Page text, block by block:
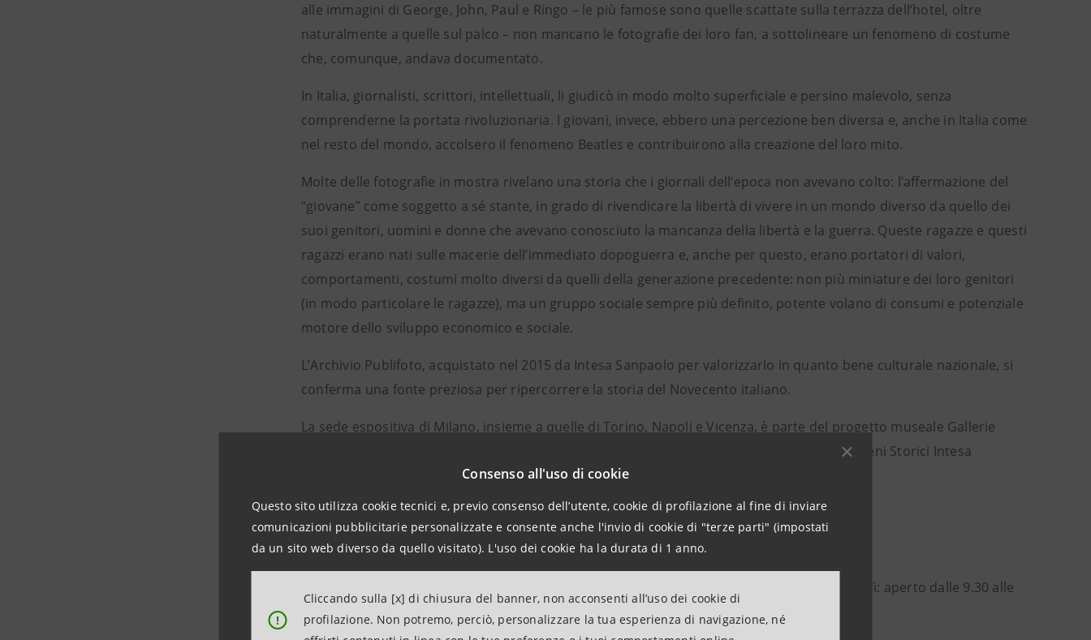
Consenso all'uso di cookie
Questo sito utilizza cookie tecnici e, previo consenso dell’utente, cookie di profilazione al fine di inviare
comunicazioni pubblicitarie personalizzate e consente anche l'invio di cookie di "terze parti" (impostati
da un sito web diverso da quello visitato). L'uso dei cookie ha la durata di 1 anno.
!
Cliccando sulla [x] di chiusura del banner, non acconsenti all’uso dei cookie di
profilazione. Non potremo, perciò, personalizzare la tua esperienza di navigazione, né
alle immagini di George, John, Paul e Ringo – le più famose sono quelle scattate sulla terrazza dell’hotel, oltre
naturalmente a quelle sul palco – non mancano le fotografie dei loro fan, a sottolineare un fenomeno di costume
che, comunque, andava documentato.
In Italia, giornalisti, scrittori, intellettuali, li giudicò in modo molto superficiale e persino malevolo, senza
comprenderne la portata rivoluzionaria. I giovani, invece, ebbero una percezione ben diversa e, anche in Italia come
nel resto del mondo, accolsero il fenomeno Beatles e contribuirono alla creazione del loro mito.
Molte delle fotografie in mostra rivelano una storia che i giornali dell’epoca non avevano colto: l’affermazione del
“giovane” come soggetto a sé stante, in grado di rivendicare la libertà di vivere in un mondo diverso da quello dei
suoi genitori, uomini e donne che avevano conosciuto la mancanza della libertà e la guerra. Queste ragazze e questi
ragazzi erano nati sulle macerie dell’immediato dopoguerra e, anche per questo, erano portatori di valori,
comportamenti, costumi molto diversi da quelli della generazione precedente: non più miniature dei loro genitori
(in modo particolare le ragazze), ma un gruppo sociale sempre più definito, potente volano di consumi e potenziale
motore dello sviluppo economico e sociale.
L’Archivio Publifoto, acquistato nel 2015 da Intesa Sanpaolo per valorizzarlo in quanto bene culturale nazionale, si
conferma una fonte preziosa per ripercorrere la storia del Novecento italiano.
La sede espositiva di Milano, insieme a quelle di Torino, Napoli e Vicenza, è parte del progetto museale Gallerie
d’Italia di Intesa Sanpaolo, guidato da Michele Coppola, Executive Director Arte Cultura e Beni Storici Intesa
Sanpaolo e Direttore Generale Gallerie d’Italia.
INFORMAZIONI UTILI
martedì, mercoledì, venerdì, sabato e domenica: aperto dalle 9.30 alle 19.30; giovedì: aperto dalle 9.30 alle
22.30; lunedì: chiuso; ultimo ingresso un’ora prima della chiusura.